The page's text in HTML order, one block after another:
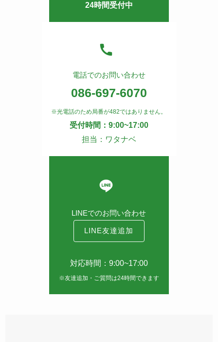
24時間受付中
電話でのお問い合わせ
086-697-6070
※光電話のため局番が482ではありません。
受付時間：9:00~17:00
担当：ワタナベ
LINEでのお問い合わせ
LINE友達追加
対応時間：9:00~17:00
※友達追加・ご質問は24時間できます